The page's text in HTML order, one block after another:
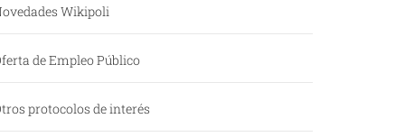
Wikipoli
de Empleo Público
protocolos de interés